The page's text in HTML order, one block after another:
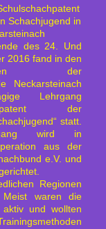
Schachjugend in
des 24. Und
2016 fand in den
der
Neckarsteinach
Lehrgang
der
statt.
wird in
aus der
e.V. und
Regionen
Meist waren die
und wollten